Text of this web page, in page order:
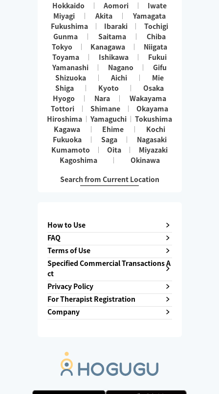
Hokkaido Aomori
Iwate
Miyagi
Akita
Yamagata
Fukushima
Ibaraki
Tochigi
Gunma
Saitama
Chiba
Tokyo
Kanagawa
Niigata
Toyama
Ishikawa
Fukui
Yamanashi
Nagano
Gifu
Shizuoka
Aichi
Mie
Shiga
Kyoto
Osaka
Hyogo
Nara
Wakayama
Tottori
Shimane
Okayama
Hiroshima
Yamaguchi
Tokushima
Kagawa
Ehime
Kochi
Fukuoka
Saga
Nagasaki
Kumamoto
Oita
Miyazaki
Kagoshima
Okinawa
Search from Current Location
How to Use
FAQ
Terms of Use
Specified Commercial Transactions A
ct
Privacy Policy
For Therapist Registration
Company